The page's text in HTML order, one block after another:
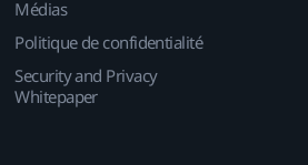
Médias
Politique de confidentialité
Security and Privacy
Whitepaper